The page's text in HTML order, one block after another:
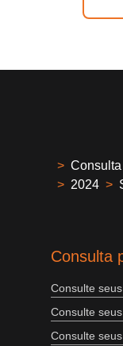
>
> 2024 >
Consulta
Consulte
Consulte
Consulte